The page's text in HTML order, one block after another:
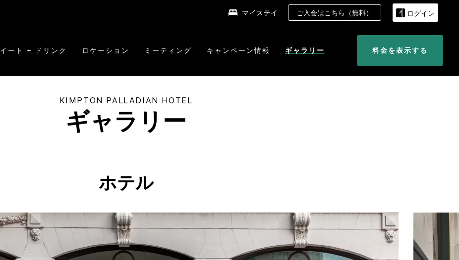
マイステイ ご入会はこちら（無料） ログイン
イート + ドリンク ロケーション ミーティング キャンペーン情報 ギャラリー 料金を表示する
KIMPTON PALLADIAN HOTEL
ギャラリー
ホテル